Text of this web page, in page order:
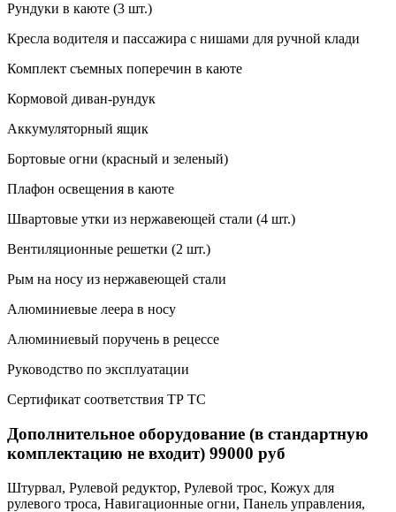
Рундуки в каюте (3 шт.)
Кресла водителя и пассажира с нишами для ручной клади
Комплект съемных поперечин в каюте
Кормовой диван-рундук
Аккумуляторный ящик
Бортовые огни (красный и зеленый)
Плафон освещения в каюте
Швартовые утки из нержавеющей стали (4 шт.)
Вентиляционные решетки (2 шт.)
Рым на носу из нержавеющей стали
Алюминиевые леера в носу
Алюминиевый поручень в рецессе
Руководство по эксплуатации
Сертификат соответствия ТР ТС
Дополнительное оборудование (в стандартную
комплектацию не входит) 99000 руб
Штурвал, Рулевой редуктор, Рулевой трос, Кожух для
рулевого троса, Навигационные огни, Панель управления,